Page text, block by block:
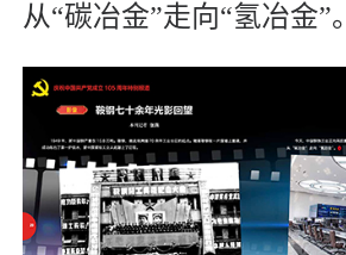
从“碳冶金”走向“氢冶金”。